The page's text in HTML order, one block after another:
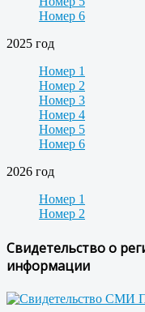
Номер 6
2025 год
Номер 1
Номер 2
Номер 3
Номер 4
Номер 5
Номер 6
2026 год
Номер 1
Номер 2
Свидетельство о
информации